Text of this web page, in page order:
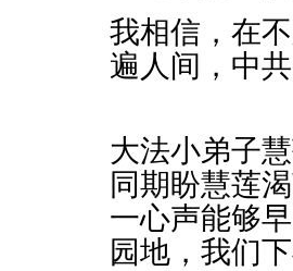
我相信，在
遍人间，中
大法小弟子
同期盼慧莲
一心声能够
园地，我们